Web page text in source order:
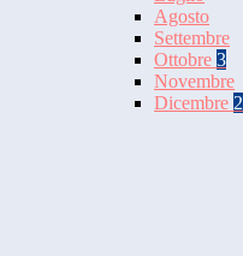
Agosto
Settembre
Ottobre 3
Novembre
Dicembre 2